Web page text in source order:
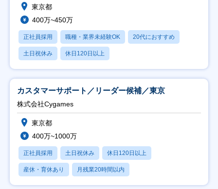
東京都
400万~450万
正社員採用 職種・業界未経験OK 20代におすすめ
土日祝休み 休日120日以上
カスタマーサポート／リーダー候補／東京
株式会社Cygames
東京都
400万~1000万
正社員採用 土日祝休み 休日120日以上
産休・育休あり 月残業20時間以内